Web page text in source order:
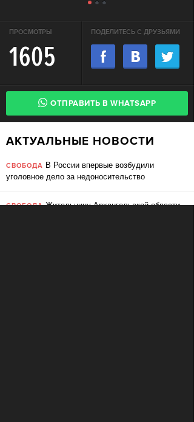
ПРОСМОТРЫ
1605
ПОДЕЛИТЕСЬ С ДРУЗЬЯМИ
ОТПРАВИТЬ В WHATSAPP
АКТУАЛЬНЫЕ НОВОСТИ
СВОБОДА В России впервые возбудили
уголовное дело за недоносительство
СВОБОДАЖительницу Архангельской области